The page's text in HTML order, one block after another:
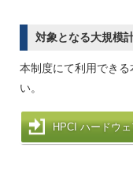
対象となる大規模
本制度にて利用でき
い。
HPCI ハードウ